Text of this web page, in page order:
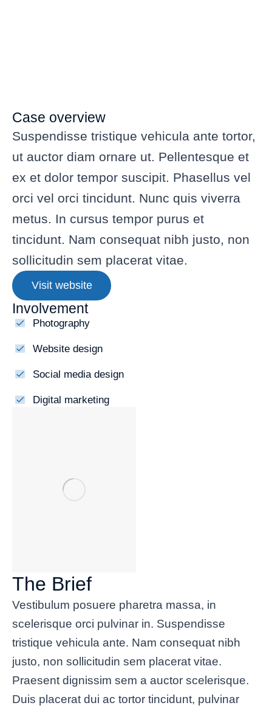
Case overview
Suspendisse tristique vehicula ante tortor,
ut auctor diam ornare ut. Pellentesque et
ex et dolor tempor suscipit. Phasellus vel
orci vel orci tincidunt. Nunc quis viverra
metus. In cursus tempor purus et
tincidunt. Nam consequat nibh justo, non
sollicitudin sem placerat vitae.
Visit website
Involvement
Photography
Website design
Social media design
Digital marketing
The Brief
Vestibulum posuere pharetra massa, in
scelerisque orci pulvinar in. Suspendisse
tristique vehicula ante. Nam consequat nibh
justo, non sollicitudin sem placerat vitae.
Praesent dignissim sem a auctor scelerisque.
Duis placerat dui ac tortor tincidunt, pulvinar